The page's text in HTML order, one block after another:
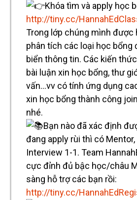
Khóa tìm và apply học
http://tiny.cc/
Trong lớp chúng mình được
phân tích các loại học bổng
biển thông tin. Các kiến
bài luận xin học bổng, thư
vấn…vv có tính ứng dụng
xin học bổng thành công
nhé.
Bạn nào đã xác định
đang apply rùi thì có
Interview 1-1. Team
cực đỉnh đủ bậc học/châu
sàng hỗ trợ các bạn rồi:
http://tiny.cc/